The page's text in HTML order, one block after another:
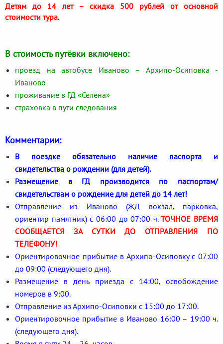
Детям до 14 лет – скидка 500 рублей от основной
стоимости тура.
В стоимость путёвки включено:
проезд на автобусе Иваново – Архипо-Осиповка -
Иваново
проживание в ГД «Селена»
страховка в пути следования
Комментарии:
В поездке обязательно наличие паспорта и
свидетельства о рождении (для детей).
Размещение в ГД производится по паспортам/
свидетельствам о рождение для детей до 14 лет!
Отправление из Иваново (ЖД вокзал, парковка,
ориентир памятник) с 06:00 до 07:00 ч.ТОЧНОЕ ВРЕМЯ
СООБЩАЕТСЯ ЗА СУТКИ ДО ОТПРАВЛЕНИЯ ПО
ТЕЛЕФОНУ!
Ориентировочное прибытие в Архипо-Осиповку с 07:00
до 09:00 (следующего дня).
Размещение в день приезда с 14:00, освобождение
номеров в 9:00.
Отправление из Архипо-Осиповки с 15:00 до 17:00.
Ориентировочное прибытие в Иваново 16:00 – 19:00 ч.
(следующего дня).